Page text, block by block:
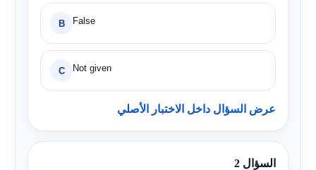
B False
C Not given
عرض السؤال داخل الاختبار الأصلي
السؤال 2